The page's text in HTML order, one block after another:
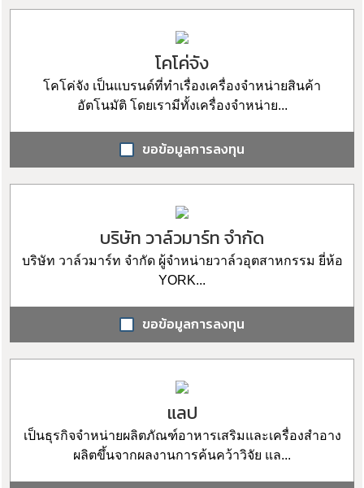
โคโค่จัง
โคโค่จัง เป็นแบรนด์ที่ทำเรื่องเครื่องจำหน่ายสินค้า
อัตโนมัติ โดยเรามีทั้งเครื่องจำหน่าย...
ขอข้อมูลการลงทุน
บริษัท วาล์วมาร์ท จำกัด
บริษัท วาล์วมาร์ท จำกัด ผู้จำหน่ายวาล์วอุตสาหกรรม ยี่ห้อ
YORK...
ขอข้อมูลการลงทุน
แลป
เป็นธุรกิจจำหน่ายผลิตภัณฑ์อาหารเสริมและเครื่องสำอาง
ผลิตขึ้นจากผลงานการค้นคว้าวิจัย แล...